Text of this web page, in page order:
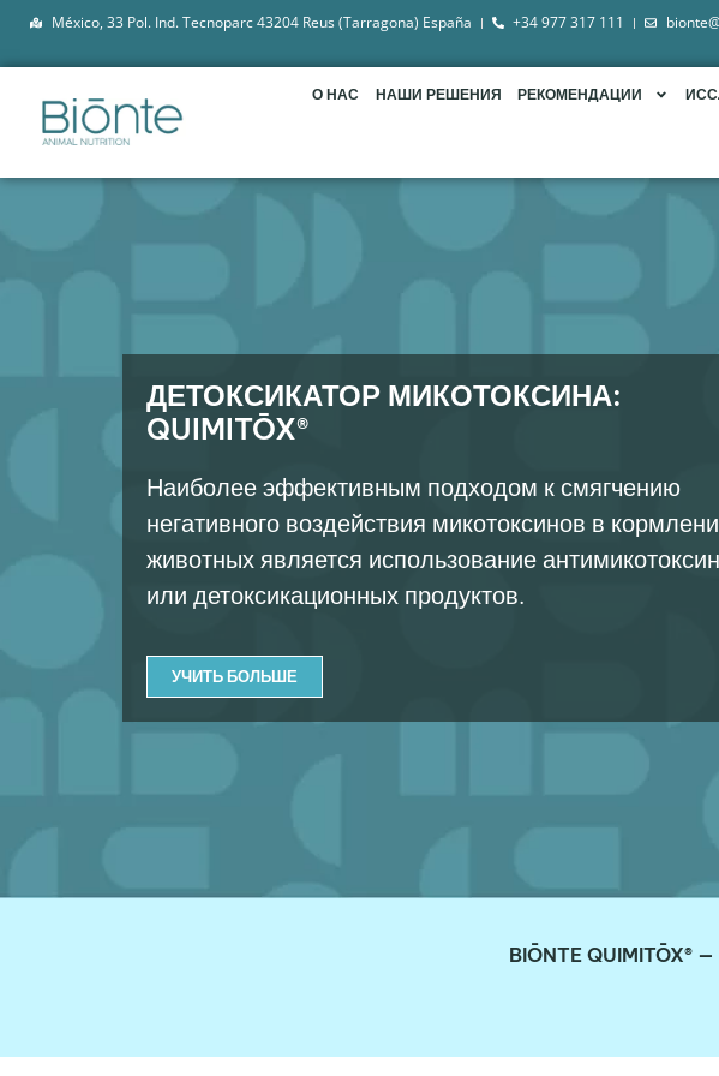
México, 33 Pol. Ind. Tecnoparc 43204 Reus (Tarragona) España +34 977 317 111
О НАС НАШИ РЕШЕНИЯ РЕКОМЕНДАЦИИ
ДЕТОКСИКАТОР МИКОТОКСИНА:
QUIMITŌX®
Наиболее эффективным подходом к смягчению
негативного воздействия микотоксинов в
животных является использование
или детоксикационных продуктов.
УЧИТЬ БОЛЬШЕ
BIŌNTE QUIMITŌX®